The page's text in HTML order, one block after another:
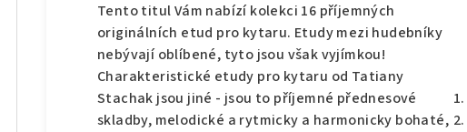
Tento titul Vám nabízí kolekci 16 příjemných
originálních etud pro kytaru. Etudy mezi hudebníky
nebývají oblíbené, tyto jsou však vyjímkou!
Charakteristické etudy pro kytaru od Tatiany
Stachak jsou jiné - jsou to příjemné přednesové
skladby, melodické a rytmicky a harmonicky bohaté,